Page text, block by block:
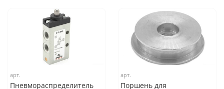
арт.
Пневмораспределитель
арт.
Поршень для